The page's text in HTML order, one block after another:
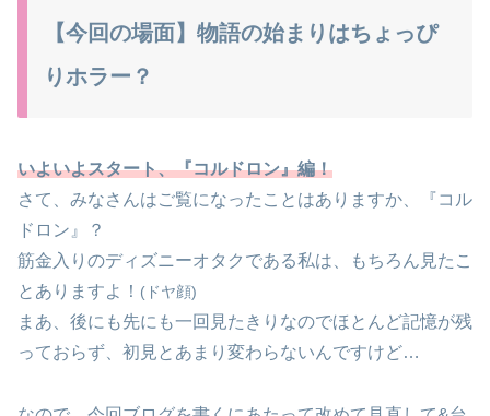
【今回の場面】物語の始まりはちょっぴ
りホラー？
いよいよスタート、『コルドロン』編！
さて、みなさんはご覧になったことはありますか、『コル
ドロン』？
筋金入りのディズニーオタクである私は、もちろん見たこ
とありますよ！ (ドヤ顔)
まあ、後にも先にも一回見たきりなのでほとんど記憶が残
っておらず、初見とあまり変わらないんですけど…